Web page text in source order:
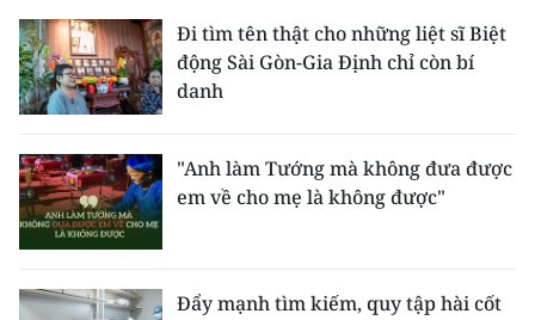
Đi tìm tên thật cho những liệt sĩ Biệt
động Sài Gòn-Gia Định chỉ còn bí
danh
"Anh làm Tướng mà không đưa được
em về cho mẹ là không được"
Đẩy mạnh tìm kiếm, quy tập hài cốt